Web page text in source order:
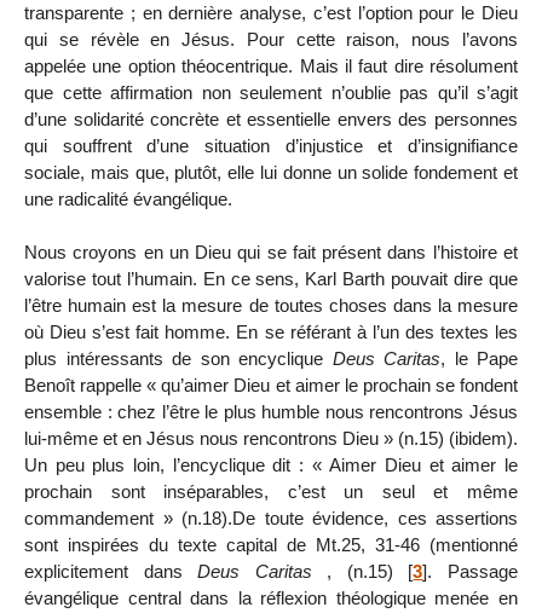
transparente ; en dernière analyse, c’est l’option pour le Dieu
qui se révèle en Jésus. Pour cette raison, nous l’avons
appelée une option théocentrique. Mais il faut dire résolument
que cette affirmation non seulement n’oublie pas qu’il s’agit
d’une solidarité concrète et essentielle envers des personnes
qui souffrent d’une situation d’injustice et d’insignifiance
sociale, mais que, plutôt, elle lui donne un solide fondement et
une radicalité évangélique.
Nous croyons en un Dieu qui se fait présent dans l’histoire et
valorise tout l’humain. En ce sens, Karl Barth pouvait dire que
l’être humain est la mesure de toutes choses dans la mesure
où Dieu s’est fait homme. En se référant à l’un des textes les
plus intéressants de son encyclique Deus Caritas, le Pape
Benoît rappelle « qu’aimer Dieu et aimer le prochain se fondent
ensemble : chez l’être le plus humble nous rencontrons Jésus
lui-même et en Jésus nous rencontrons Dieu » (n.15) (ibidem).
Un peu plus loin, l’encyclique dit : « Aimer Dieu et aimer le
prochain sont inséparables, c’est un seul et même
commandement » (n.18).De toute évidence, ces assertions
sont inspirées du texte capital de Mt.25, 31-46 (mentionné
explicitement dansDeus Caritas , (n.15) [3]. Passage
évangélique central dans la réflexion théologique menée en